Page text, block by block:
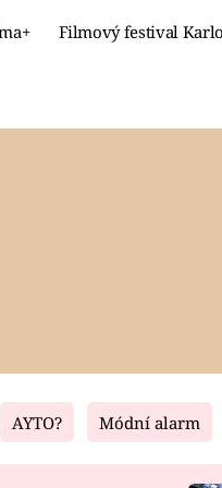
Filmový festival
Living
AYTO? Módní alarm